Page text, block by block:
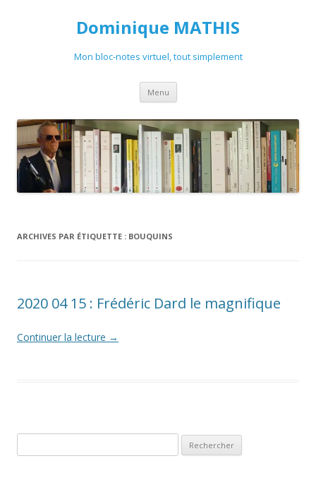
Dominique MATHIS
Mon bloc-notes virtuel, tout simplement
Menu Aller
contenu
ARCHIVES PAR ÉTIQUETTE : BOUQUINS
2020 04 15 : Frédéric Dard le magnifique
Continuer la lecture →